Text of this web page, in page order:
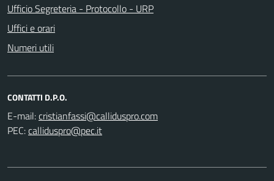
Ufficio Segreteria - Protocollo - URP
Uffici e orari
Numeri utili
CONTATTI D.P.O.
E-mail:
PEC: